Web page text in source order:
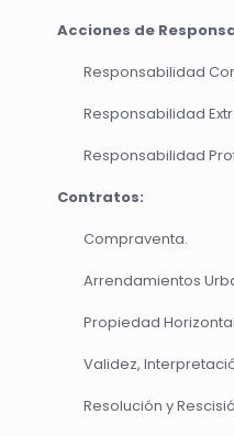
Acciones de
Responsabilidad
Responsabilidad
Responsabilidad
Contratos:
Compraventa.
Arrendamientos
Propiedad
Validez,
Resolución y